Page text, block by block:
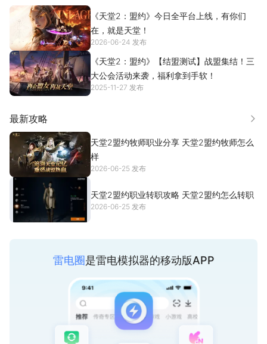
装备无绑自由买卖，跨服交易更加保值
【激情对抗，千人城战】
群雄鏖战激燃对决，战盟争霸终成传奇
【减负护肝，轻松养成】
【丰富职业，随时切换】
多种职业一键觉醒，零帧起手一人成军
《天堂2：盟约》今日全平台上线，有你们
在，就是天堂！
2026-06-24 发布
《天堂2：盟约》【结盟测试】战盟集结！三
大公会活动来袭，福利拿到手软！
2025-11-27 发布
最新攻略 更多
天堂2盟约牧师职业分享 天堂2盟约牧师怎么
样
2026-06-25 发布
天堂2盟约职业转职攻略 天堂2盟约怎么转职
2026-06-25 发布
雷电圈是雷电模拟器的移动版APP